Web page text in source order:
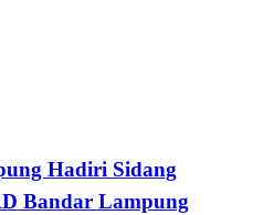
Hadiri Sidang
Bandar Lampung